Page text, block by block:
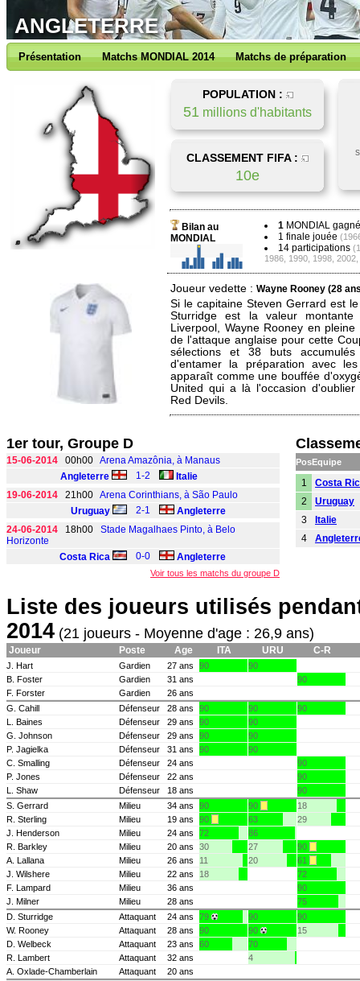
ANGLETERRE
Présentation Matchs MONDIAL 2014 Matchs de préparation
POPULATION :
51 millions d'habitants
CLASSEMENT FIFA :
10e
Bilan au
MONDIAL
1MONDIAL
1 finale jouée
14 participations
1986, 1990, 1998,
Joueur vedette : Wayne Rooney (28
Si le capitaine Steven Gerrard est
Sturridge est la valeur
Liverpool, Wayne Rooney en
de l'attaque anglaise pour cette
sélections et 38 buts
d'entamer la préparation avec
apparaît comme une bouffée
United qui a là l'occasion
Red Devils.
1er tour, Groupe D
15-06-2014 00h00 Arena Amazônia, à Manaus
Angleterre
1-2
Italie
19-06-2014 21h00 Arena Corinthians, à São Paulo
Uruguay
2-1
Angleterre
24-06-2014 18h00 Stade Magalhaes Pinto, à Belo
Horizonte
Costa Rica
0-0 Angleterre
Voir tous les matchs du groupe D
PosEquipe
1
Costa
2
Uruguay
3
Italie
4
Liste des joueurs utilisés
2014 (21 joueurs - Moyenne d'age : 26,9 ans)
Joueur Poste Age ITA URU C-R
J. Hart Gardien 27 ans 90
90
B. Foster
Gardien 31 ans
90
F. Forster
Gardien
26 ans
G. Cahill
Défenseur 28 ans 90 90
90
L. Baines
Défenseur 29 ans 90
90
G. Johnson
Défenseur 29 ans 90
90
P. Jagielka
Défenseur 31 ans 90
90
C. Smalling
Défenseur 24 ans
90
P. Jones
Défenseur 22 ans
90
L. Shaw
Défenseur 18 ans
90
S. Gerrard
Milieu 34 ans 90 90
18
R. Sterling
Milieu 19 ans 90 63
29
J. Henderson
Milieu 24 ans 72
86
R. Barkley
Milieu 20 ans 30 27
90
A. Lallana
Milieu 26 ans 11 20
61
J. Wilshere
Milieu 22 ans 18
72
F. Lampard
Milieu 36 ans
90
J. Milner
Milieu 28 ans
75
D. Sturridge
Attaquant 24 ans 79 90
90
W. Rooney
Attaquant 28 ans 90 90
15
D. Welbeck
Attaquant 23 ans 60
70
R. Lambert
Attaquant 32 ans
4
A. Oxlade-Chamberlain
Attaquant
20 ans